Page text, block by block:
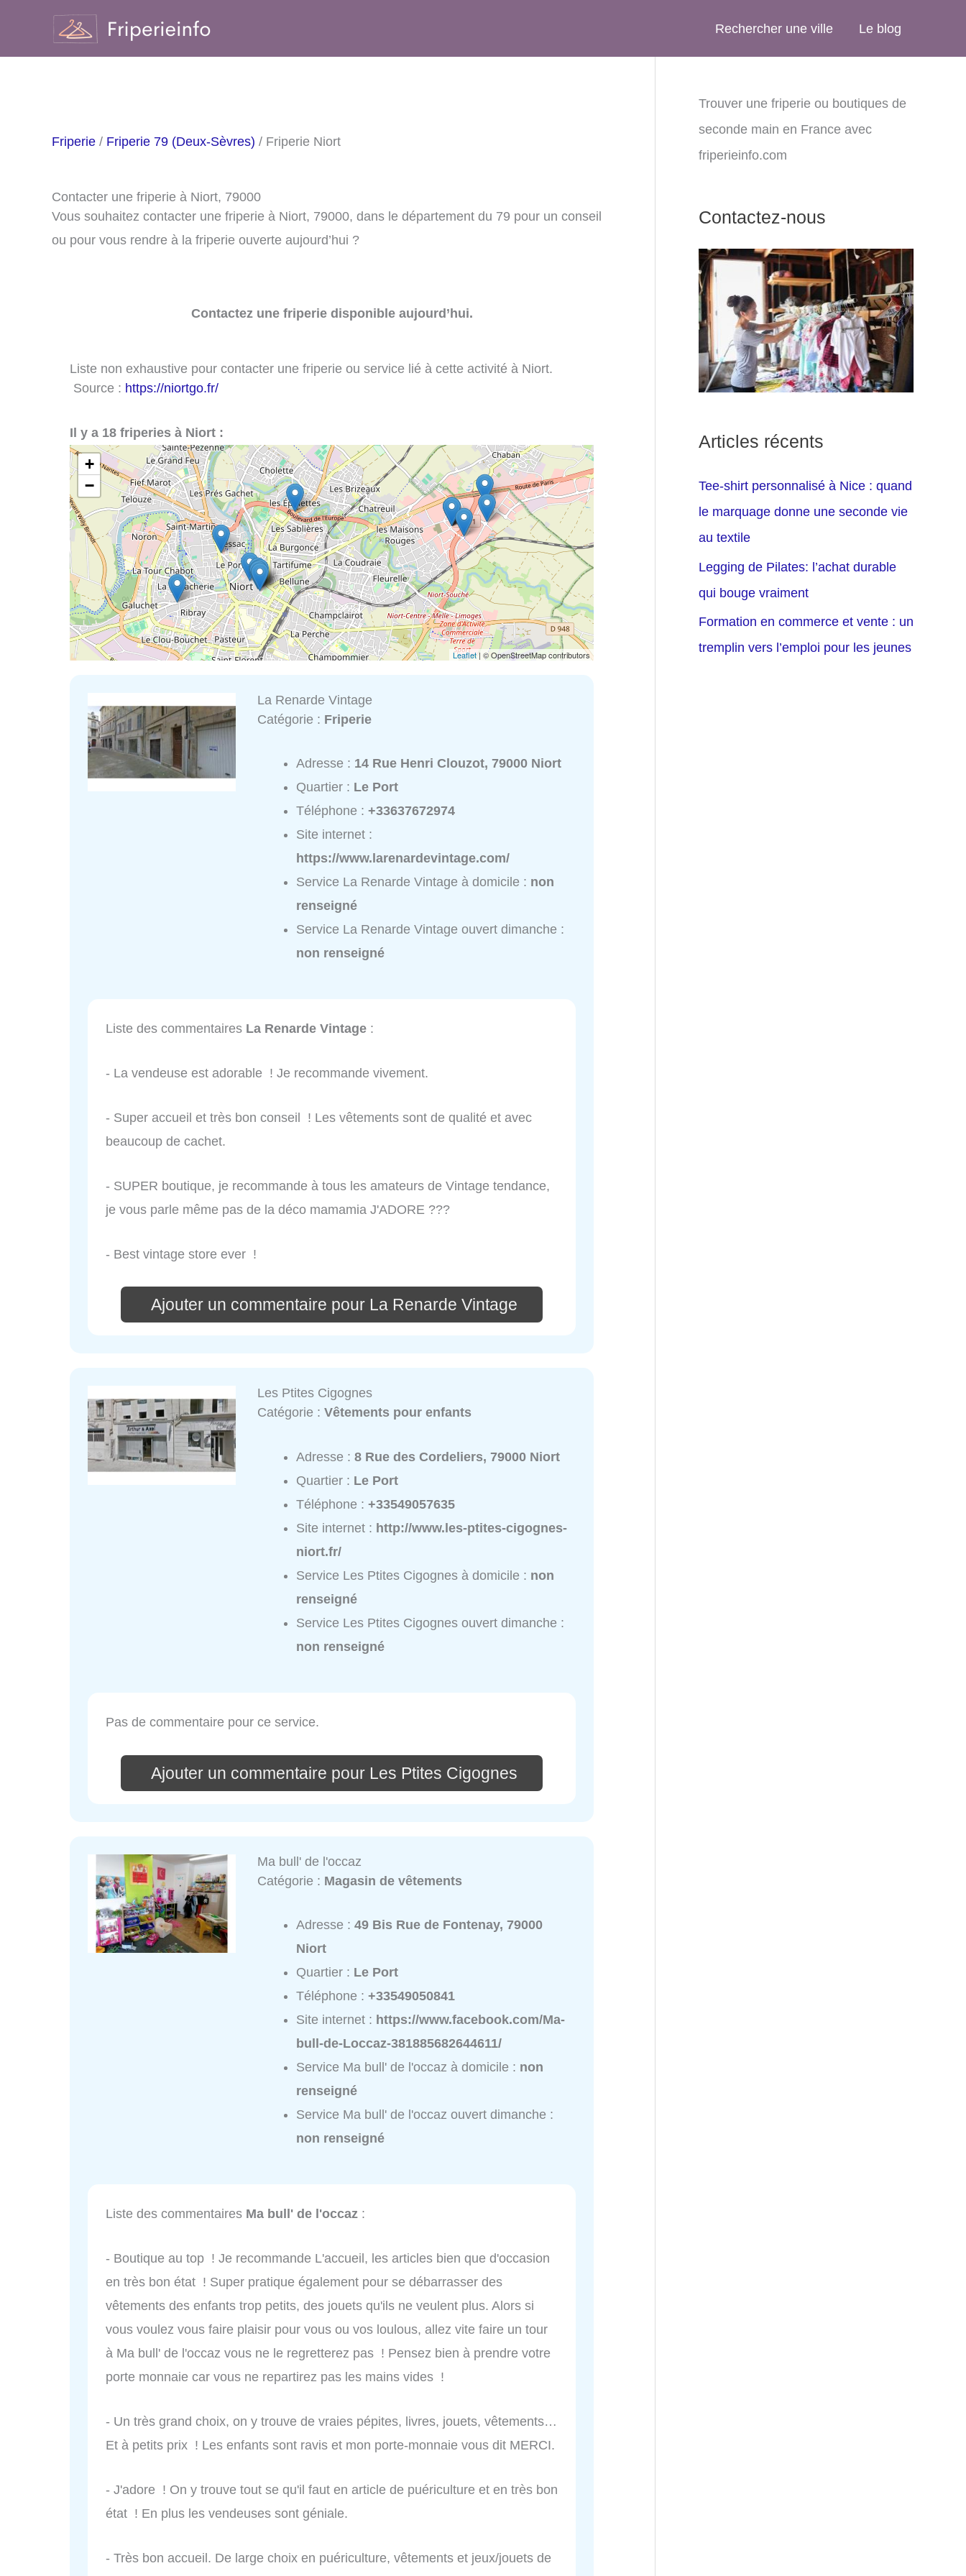
contenu
Rechercher une ville Le blog
Friperie / Friperie 79 (Deux-Sèvres) / Friperie Niort
Contacter une friperie à Niort, 79000
Vous souhaitez contacter une friperie à Niort, 79000, dans le département du 79 pour un conseil
ou pour vous rendre à la friperie ouverte aujourd’hui ?
Contactez une friperie disponible aujourd’hui.
Liste non exhaustive pour contacter une friperie ou service lié à cette activité à Niort.
Source : https://niortgo.fr/
Il y a 18 friperies à Niort :
+
−
Leaflet| © OpenStreetMap contributors
La Renarde Vintage
Catégorie : Friperie
Adresse : 14 Rue Henri Clouzot, 79000 Niort
Quartier : Le Port
Téléphone :+33637672974
Site internet :
https://www.larenardevintage.com/
Service La Renarde Vintage à domicile : non
renseigné
Service La Renarde Vintage ouvert dimanche :
non renseigné
Liste des commentaires La Renarde Vintage :
- La vendeuse est adorable ! Je recommande vivement.
- Super accueil et très bon conseil ! Les vêtements sont de qualité et avec
beaucoup de cachet.
- SUPER boutique, je recommande à tous les amateurs de Vintage tendance,
je vous parle même pas de la déco mamamia J'ADORE ???
- Best vintage store ever !
Ajouter un commentaire pour La Renarde Vintage
Les Ptites Cigognes
Catégorie :Vêtements pour enfants
Adresse :8 Rue des Cordeliers, 79000 Niort
Quartier : Le Port
Téléphone :+33549057635
Site internet : http://www.les-ptites-cigognes-
niort.fr/
Service Les Ptites Cigognes à domicile : non
renseigné
Service Les Ptites Cigognes ouvert dimanche :
non renseigné
Pas de commentaire pour ce service.
Ajouter un commentaire pour Les Ptites Cigognes
Ma bull' de l'occaz
Catégorie : Magasin de vêtements
Adresse :49 Bis Rue de Fontenay, 79000
Niort
Quartier : Le Port
Téléphone :+33549050841
Site internet : https://www.facebook.com/Ma-
bull-de-Loccaz-381885682644611/
Service Ma bull' de l'occaz à domicile : non
renseigné
Service Ma bull' de l'occaz ouvert dimanche :
non renseigné
Liste des commentaires Ma bull' de l'occaz :
- Boutique au top ! Je recommande L'accueil, les articles bien que d'occasion
en très bon état ! Super pratique également pour se débarrasser des
vêtements des enfants trop petits, des jouets qu'ils ne veulent plus. Alors si
vous voulez vous faire plaisir pour vous ou vos loulous, allez vite faire un tour
à Ma bull' de l'occaz vous ne le regretterez pas ! Pensez bien à prendre votre
porte monnaie car vous ne repartirez pas les mains vides !
- Un très grand choix, on y trouve de vraies pépites, livres, jouets, vêtements…
Et à petits prix ! Les enfants sont ravis et mon porte-monnaie vous dit MERCI.
- J'adore ! On y trouve tout se qu'il faut en article de puériculture et en très bon
état ! En plus les vendeuses sont géniale.
- Très bon accueil. De large choix en puériculture, vêtements et jeux/jouets de
Trouver une friperie ou boutiques de
seconde main en France avec
friperieinfo.com
Contactez-nous
Articles récents
Tee-shirt personnalisé à Nice : quand
le marquage donne une seconde vie
au textile
Legging de Pilates: l’achat durable
qui bouge vraiment
Formation en commerce et vente : un
tremplin vers l’emploi pour les jeunes